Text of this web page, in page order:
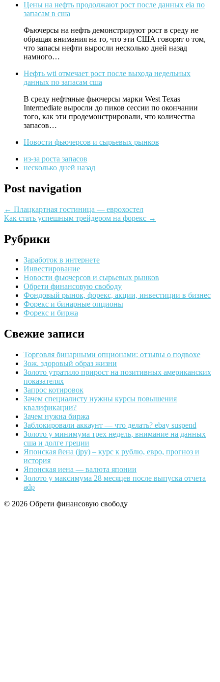
Цены на нефть продолжают рост после данных eia по
запасам в сша
Фьючерсы на нефть демонстрируют рост в среду не
обращая внимания на то, что эти США говорят о том,
что запасы нефти выросли несколько дней назад
намного…
Нефть wti отмечает рост после выхода недельных
данных по запасам сша
В среду нефтяные фьючерсы марки West Texas
Intermediate выросли до пиков сессии по окончании
того, как эти продемонстрировали, что количества
запасов…
Новости фьючерсов и сырьевых рынков
из-за роста запасов
несколько дней назад
Post navigation
← Плацкартная гостиница — еврохостел
Как стать успешным трейдером на форекс →
Рубрики
Заработок в интернете
Инвестирование
Новости фьючерсов и сырьевых рынков
Обрети финансовую свободу
Фондовый рынок, форекс, акции, инвестиции в бизнес
Форекс и бинарные опционы
Форекс и биржа
Свежие записи
Торговля бинарными опционами: отзывы о подвохе
Зож. здоровый образ жизни
Золото утратило прирост на позитивных американских
показателях
Запрос котировок
Зачем специалисту нужны курсы повышения
квалификации?
Зачем нужна биржа
Заблокировали аккаунт — что делать? ebay suspend
Золото у минимума трех недель, внимание на данных
сша и долге греции
Японская йена (jpy) – курс к рублю, евро, прогноз и
история
Японская иена — валюта японии
Золото у максимума 28 месяцев после выпуска отчета
adp
© 2026 Обрети финансовую свободу